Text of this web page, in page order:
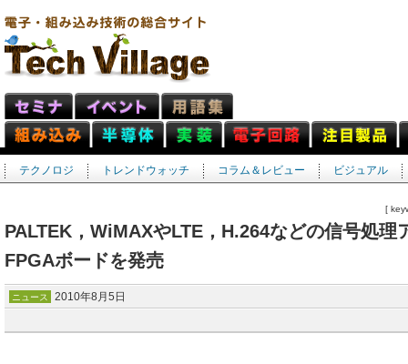
テクノロジ トレンドウォッチ コラム＆レビュー ビジュアル
[
PALTEK，WiMAXやLTE，H.264などの信号処理
FPGAボードを発売
ニュース 2010年8月5日